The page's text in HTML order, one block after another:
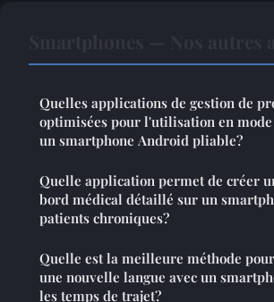
Quelles applications de gestion de
optimisées pour l'utilisation en
un smartphone Android pliable?
Quelle application permet de créer
bord médical détaillé sur un
patients chroniques?
Quelle est la meilleure méthode
une nouvelle langue avec un
les temps de trajet?